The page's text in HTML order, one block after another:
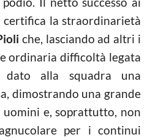
la straordinarietà
che, lasciando ad altri i
ordinaria difficoltà legata
alla squadra una
dimostrando una grande
uomini e, soprattutto, non
per i continui